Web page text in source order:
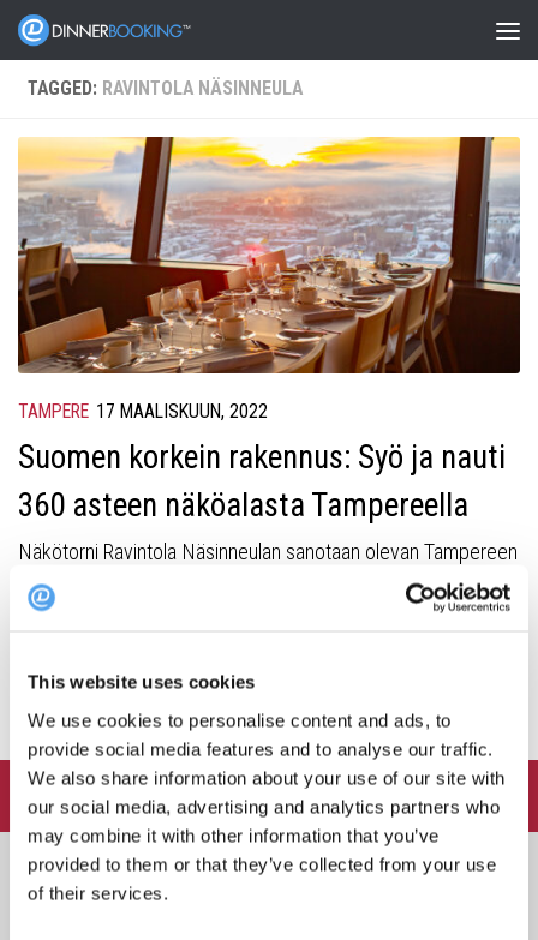
This website uses cookies
We use cookies to personalise content and ads, to
provide social media features and to analyse our traffic.
We also share information about your use of our site with
our social media, advertising and analytics partners who
may combine it with other information that you’ve
provided to them or that they’ve collected from your use
of their services.
TAGGED: RAVINTOLA NÄSINNEULA
TAMPERE 17 MAALISKUUN, 2022
Suomen korkein rakennus: Syö ja nauti
360 asteen näköalasta Tampereella
Näkötorni Ravintola Näsinneulan sanotaan olevan Tampereen
sydän. Näköalatasanteen yläkerrassa 124 metrin
korkeudessa hurmaa Ravintola Näsinneula. Tämä yksi